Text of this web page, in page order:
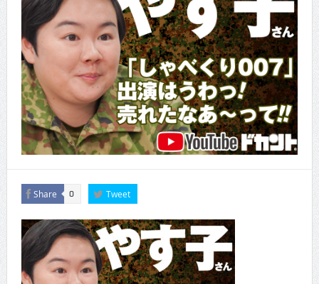
CINEMA×STYLE 285号
CINEMA×STYLE 294号
Share 0 Tweet